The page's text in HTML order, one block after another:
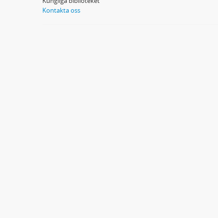
Kontakta oss